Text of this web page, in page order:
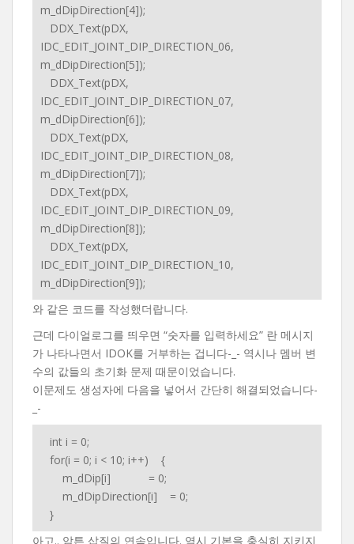
m_dDipDirection[4]);
DDX_Text(pDX,
IDC_EDIT_JOINT_DIP_DIRECTION_06,
m_dDipDirection[5]);
DDX_Text(pDX,
IDC_EDIT_JOINT_DIP_DIRECTION_07,
m_dDipDirection[6]);
DDX_Text(pDX,
IDC_EDIT_JOINT_DIP_DIRECTION_08,
m_dDipDirection[7]);
DDX_Text(pDX,
IDC_EDIT_JOINT_DIP_DIRECTION_09,
m_dDipDirection[8]);
DDX_Text(pDX,
IDC_EDIT_JOINT_DIP_DIRECTION_10,
m_dDipDirection[9]);
와 같은 코드를 작성했더랍니다.
근데 다이얼로그를 띄우면 “숫자를 입력하세요” 란 메시지
가 나타나면서 IDOK를 거부하는 겁니다-_- 역시나 멤버 변
수의 값들의 초기화 문제 때문이었습니다.
이문제도 생성자에 다음을 넣어서 간단히 해결되었습니다-
_-
int i = 0;
for(i = 0; i < 10; i++) {
m_dDip[i] = 0;
m_dDipDirection[i] = 0;
}
아고.. 암튼 삽질의 연속입니다. 역시 기본을 충실히 지키지